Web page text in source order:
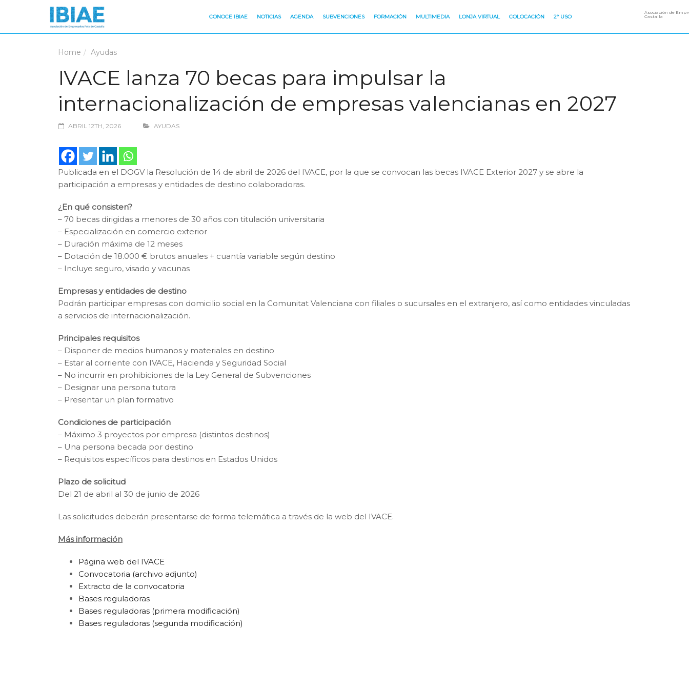
CONOCE IBIAE NOTICIAS AGENDA SUBVENCIONES FORMACIÓN MULTIMEDIA LONJA VIRTUAL COLOCACIÓN 2º USO
Asociación de
Castalla
Home Ayudas
IVACE lanza 70 becas para impulsar la
internacionalización de empresas valencianas en 2027
ABRIL 12TH, 2026 AYUDAS
Publicada en el DOGV la Resolución de 14 de abril de 2026 del IVACE, por la que se convocan las becas IVACE Exterior 2027 y se abre la
participación a empresas y entidades de destino colaboradoras.
¿En qué consisten?
– 70 becas dirigidas a menores de 30 años con titulación universitaria
– Especialización en comercio exterior
– Duración máxima de 12 meses
– Dotación de 18.000 € brutos anuales + cuantía variable según destino
– Incluye seguro, visado y vacunas
Empresas y entidades de destino
Podrán participar empresas con domicilio social en la Comunitat Valenciana con filiales o sucursales en el extranjero, así como entidades vinculadas
a servicios de internacionalización.
Principales requisitos
– Disponer de medios humanos y materiales en destino
– Estar al corriente con IVACE, Hacienda y Seguridad Social
– No incurrir en prohibiciones de la Ley General de Subvenciones
– Designar una persona tutora
– Presentar un plan formativo
Condiciones de participación
– Máximo 3 proyectos por empresa (distintos destinos)
– Una persona becada por destino
– Requisitos específicos para destinos en Estados Unidos
Plazo de solicitud
Del 21 de abril al 30 de junio de 2026
Las solicitudes deberán presentarse de forma telemática a través de la web del IVACE.
Más información
Página web del IVACE
Convocatoria (archivo adjunto)
Extracto de la convocatoria
Bases reguladoras
Bases reguladoras (primera modificación)
Bases reguladoras (segunda modificación)